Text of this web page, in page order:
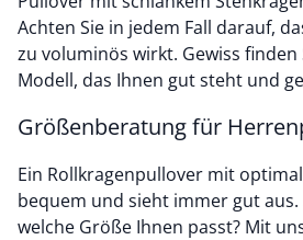
Achten Sie in jedem Fall darauf,
zu voluminös wirkt. Gewiss finden
Modell, das Ihnen gut steht und
Größenberatung für
Ein Rollkragenpullover mit
bequem und sieht immer gut
welche Größe Ihnen passt? Mit